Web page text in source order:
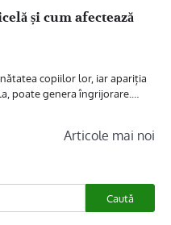
și cum afectează
copiilor lor, iar apariția
poate genera îngrijorare.…
Articole mai noi
Caută